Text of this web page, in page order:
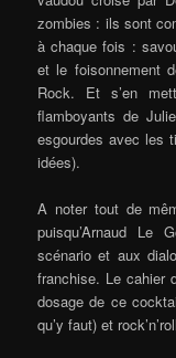
zombies : ils sont
à chaque fois :
et le foisonnement
Rock. Et s’en
flamboyants de
esgourdes avec les
idées).
A noter tout de
puisqu’Arnaud Le
scénario et aux
franchise. Le cahier
dosage de ce
qu’y faut) et